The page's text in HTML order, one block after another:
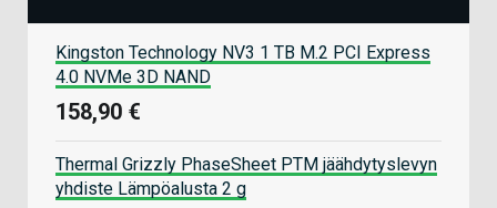
Kingston Technology NV3 1 TB M.2 PCI Express
4.0 NVMe 3D NAND
158,90 €
Thermal Grizzly PhaseSheet PTM jäähdytyslevyn
yhdiste Lämpöalusta 2 g